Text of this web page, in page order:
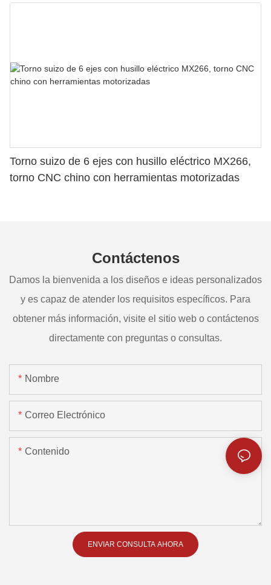
Torno suizo de 6 ejes con husillo eléctrico MX266,
torno CNC chino con herramientas motorizadas
Contáctenos
Damos la bienvenida a los diseños e ideas personalizados
y es capaz de atender los requisitos específicos. Para
obtener más información, visite el sitio web o contáctenos
directamente con preguntas o consultas.
Nombre
Correo Electrónico
Contenido
ENVIAR CONSULTA AHORA